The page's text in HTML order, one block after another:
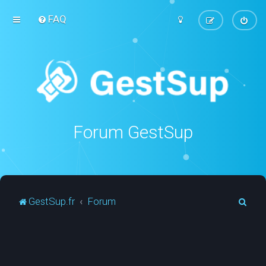
FAQ
Forum GestSup
GestSup.fr Forum